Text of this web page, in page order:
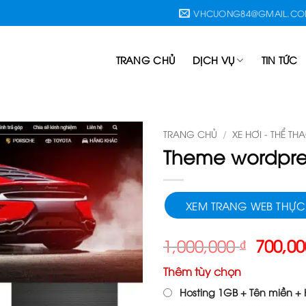
TRANG CHỦ DỊCH VỤ TIN TỨC
TRANG CHỦ / XE HƠI - THỂ
Theme
XEM TRANG WEB
1,000,000₫ Giá
gốc
Thêm tùy chọn
Hosting 1GB + Tên miền